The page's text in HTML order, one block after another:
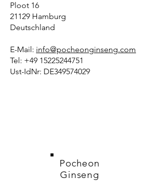
Ploot 16
21129 Hamburg
Deutschland
E-Mail: info@pocheonginseng.com
Tel: +49 15225244751
Ust-IdNr: DE349574029
Pocheon
Ginseng